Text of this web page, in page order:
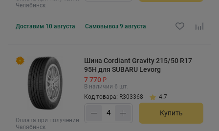
Челябинск
Доставим 10 августа Самовывоз 9 августа
Оплата при получении
Челябинск
Шина Cordiant Gravity 215/50 R17
95H для SUBARU Levorg
7 770 ₽
В наличии 6 шт.
Код товара: R303368
4.7
Купить